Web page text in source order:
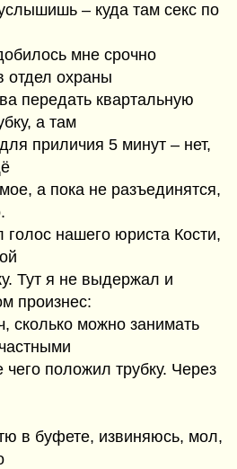
– куда там секс по
мне срочно
отдел охраны
передать квартальную
а там
приличия 5 минут – нет,
а пока не разъединятся,
нашего юриста Кости,
Тут я не выдержал и
произнес:
сколько можно занимать
чего положил трубку. Через
в буфете, извиняюсь, мол,